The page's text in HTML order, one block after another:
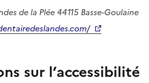
de la Plée 44115 Basse-Goulaine
sur l’accessibilité